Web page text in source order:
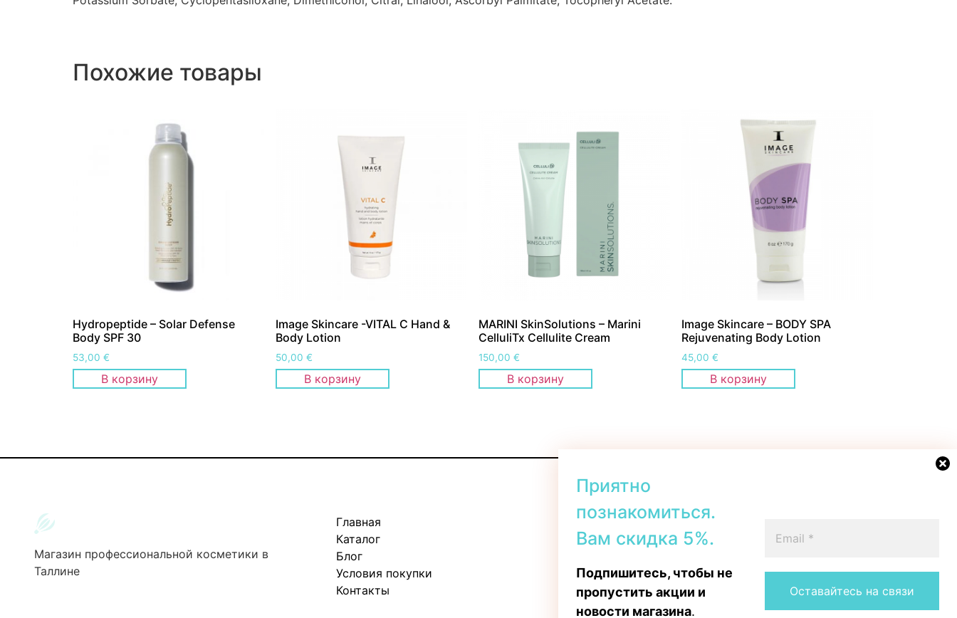
Приятно
познакомиться.
Вам скидка 5%.
Подпишитесь, чтобы не
пропустить акции и
новости магазина.
Похожие товары
Hydropeptide – Solar Defense
Body SPF 30
53,00 €
В корзину
Image Skincare -VITAL C Hand &
Body Lotion
50,00 €
В корзину
MARINI SkinSolutions – Marini
CelluliTx Cellulite Cream
150,00 €
В корзину
Image Skincare – BODY SPA
Rejuvenating Body Lotion
45,00 €
В корзину
Магазин профессиональной косметики в
Таллине
Главная
Каталог
Блог
Условия покупки
Контакты
Kadaka tee 42b, Tallinn
Пн-Пт: 11:00–19:00
Вс: 11:00 - 15:00
Messenger
Instagram